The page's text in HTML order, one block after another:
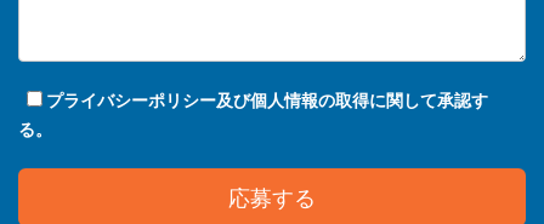
プライバシーポリシー及び個人情報の取得に関して承認す
る。